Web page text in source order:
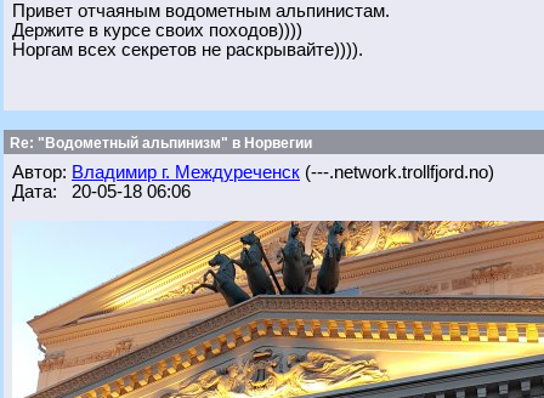
Привет отчаяным водометным альпинистам.
Держите в курсе своих походов))))
Норгам всех секретов не раскрывайте)))).
Re: "Водометный альпинизм" в Норвегии
Автор: Владимир г. Междуреченск (---.network.trollfjord.no)
Дата: 20-05-18 06:06